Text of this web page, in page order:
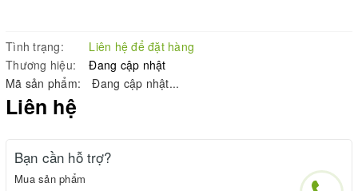
Tình trạng:
Liên hệ để đặt hàng
Thương hiệu:
Đang cập nhật
Mã sản phẩm:
Đang cập nhật...
Liên hệ
Bạn cần hỗ trợ?
Mua sản phẩm